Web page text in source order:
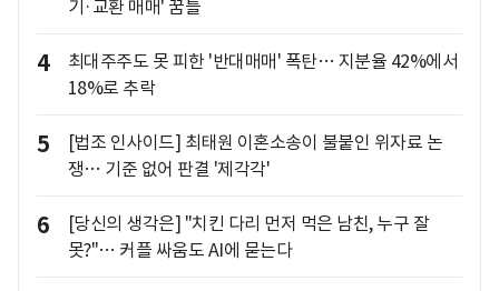
기·교환 매매' 꿈틀
4
최대주주도 못 피한 '반대매매' 폭탄… 지분율 42%에서
18%로 추락
5
[법조 인사이드] 최태원 이혼소송이 불붙인 위자료 논
쟁… 기준 없어 판결 '제각각'
6
[당신의 생각은] "치킨 다리 먼저 먹은 남친, 누구 잘
못?"… 커플 싸움도 AI에 묻는다